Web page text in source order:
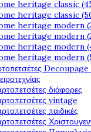
heritage classic
heritage classic
heritage modern
heritage modern
heritage modern
heritage modern
διάφορες
vintage
παιδικές